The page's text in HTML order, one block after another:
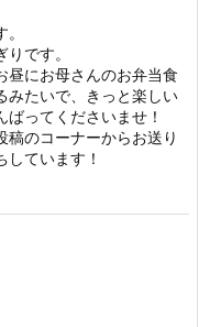
です。
昼にお母さんのお弁当食
みたいで、きっと楽しい
ってくださいませ！
のコーナーからお送り
ています！